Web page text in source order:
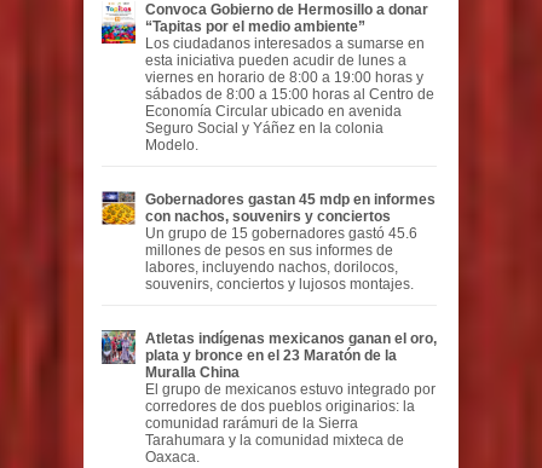
Convoca Gobierno de Hermosillo a donar
“Tapitas por el medio ambiente”
Los ciudadanos interesados a sumarse en
esta iniciativa pueden acudir de lunes a
viernes en horario de 8:00 a 19:00 horas y
sábados de 8:00 a 15:00 horas al Centro de
Economía Circular ubicado en avenida
Seguro Social y Yáñez en la colonia
Modelo.
Gobernadores gastan 45 mdp en informes
con nachos, souvenirs y conciertos
Un grupo de 15 gobernadores gastó 45.6
millones de pesos en sus informes de
labores, incluyendo nachos, dorilocos,
souvenirs, conciertos y lujosos montajes.
Atletas indígenas mexicanos ganan el oro,
plata y bronce en el 23 Maratón de la
Muralla China
El grupo de mexicanos estuvo integrado por
corredores de dos pueblos originarios: la
comunidad rarámuri de la Sierra
Tarahumara y la comunidad mixteca de
Oaxaca.